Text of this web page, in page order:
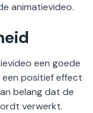
animatievideo.
een goede
positief effect
belang dat de
verwerkt.